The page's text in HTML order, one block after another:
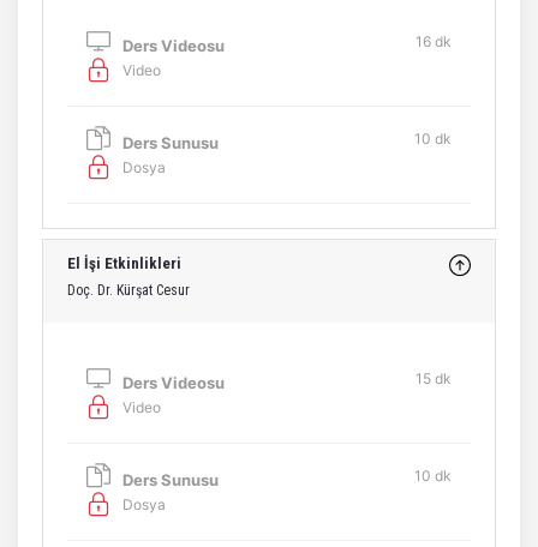
Ders Videosu
Video
16 dk
Ders Sunusu
Dosya
10 dk
El İşi Etkinlikleri
Doç. Dr. Kürşat Cesur
Ders Videosu
Video
15 dk
Ders Sunusu
Dosya
10 dk